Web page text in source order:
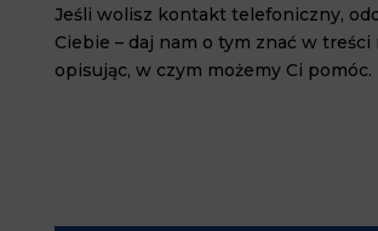
Jeśli wolisz kontakt telefoniczny,
Ciebie – daj nam o tym znać w treści
opisując, w czym możemy Ci pomóc.